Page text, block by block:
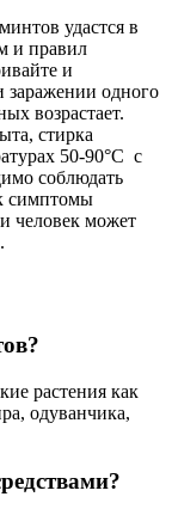
удастся в
и правил
и
одного
возрастает.
стирка
50-90°С с
соблюдать
симптомы
человек может
растения как
одуванчика,